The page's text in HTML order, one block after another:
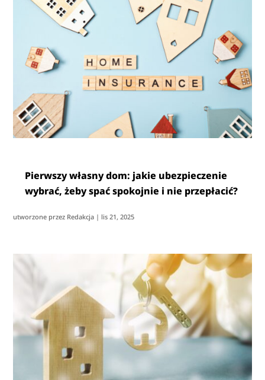
Pierwszy własny dom: jakie ubezpieczenie
wybrać, żeby spać spokojnie i nie przepłacić?
utworzone przez Redakcja | lis 21, 2025